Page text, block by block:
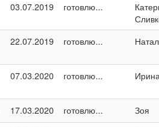
03.07.2019 готовлю...
22.07.2019 готовлю...
07.03.2020 готовлю...
17.03.2020 готовлю...
Зоя